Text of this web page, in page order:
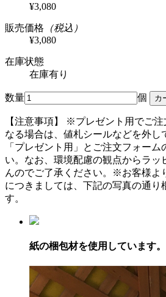
¥3,080
販売価格 （税込）
¥3,080
在庫状態
在庫有り
数量 個
【注意事項】
※プレゼント用でご注
なる場合は、値札シールなどを外し
「プレゼント用」とご注文フォー
い。 なお、環境配慮の観点からラッ
んのでご了承ください。
※お客様よ
につきましては、下記の写真の通り
す。
紙の梱包材を使用しています。